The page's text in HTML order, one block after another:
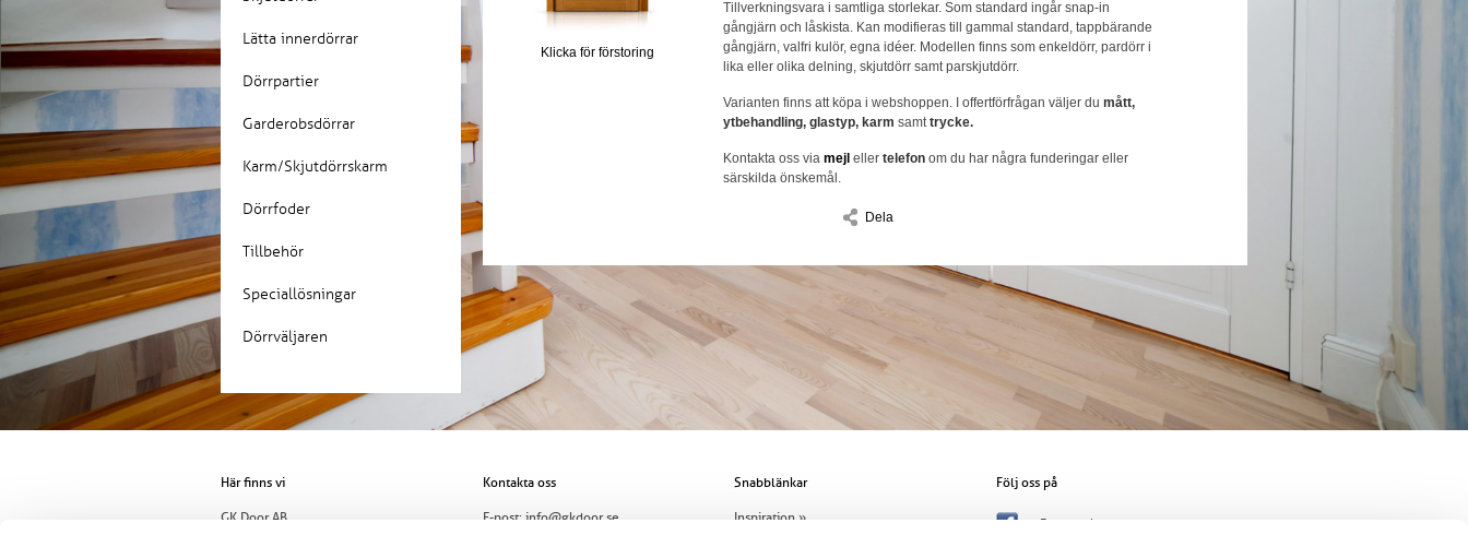
Lätta innerdörrar
Dörrpartier
Garderobsdörrar
Karm/Skjutdörrskarm
Dörrfoder
Tillbehör
Speciallösningar
Dörrväljaren
Klicka för förstoring
Tillverkningsvara i samtliga storlekar. Som standard ingår snap-in
gångjärn och låskista. Kan modifieras till gammal standard, tappbärande
gångjärn, valfri kulör, egna idéer. Modellen finns som enkeldörr, pardörr i
lika eller olika delning, skjutdörr samt parskjutdörr.
Varianten finns att köpa i webshoppen. I offertförfrågan väljer du mått,
ytbehandling, glastyp, karm samttrycke.
Kontakta oss via mejl eller telefon om du har några funderingar eller
särskilda önskemål.
Dela
Här finns vi
GK Door AB
Kontakta oss
E-post:info@gkdoor.se
Snabblänkar
Inspiration »
Följ oss på
Facebook